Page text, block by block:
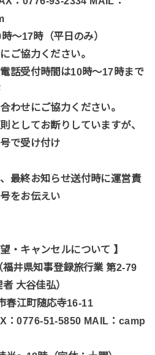
～17時（平日のみ）
ご協力ください。
話受付時間は10時～17時まで
わせにご協力ください。
としてお断りしていますが、
で受け付け
最終お知らせ送付時に運営責
をお伝えい
・キャンセルについて 】
井県知事登録旅行業 第2-79
大谷佳弘）
春江町随応寺16-11
：0776-51-5850 MAIL：camp